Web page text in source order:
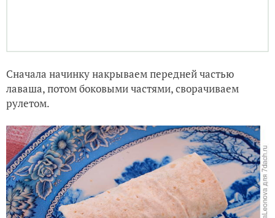
Сначала начинку накрываем передней частью
рулетом.